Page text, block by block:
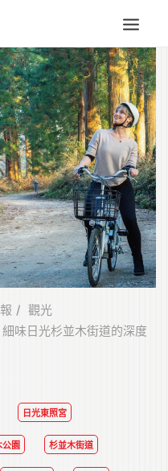
觀光
味日光杉並木街道的深度
日光東照宮
公園 杉並木街道